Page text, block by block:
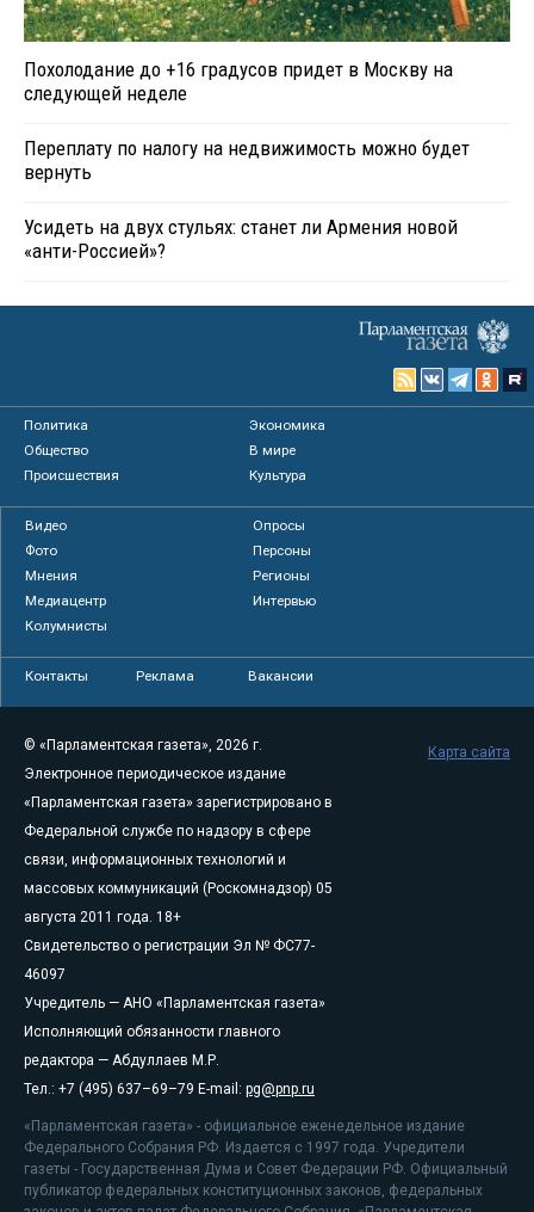
Похолодание до +16 градусов придет в Москву на
следующей неделе
Переплату по налогу на недвижимость можно будет
вернуть
Усидеть на двух стульях: станет ли Армения новой
«анти-Россией»?
Политика
Экономика
Общество
В мире
Происшествия
Культура
Видео
Опросы
Фото
Персоны
Мнения
Регионы
Медиацентр
Интервью
Колумнисты
Контакты Реклама Вакансии
© «Парламентская газета», 2026 г.
Электронное периодическое издание
«Парламентская газета» зарегистрировано в
Федеральной службе по надзору в сфере
связи, информационных технологий и
массовых коммуникаций (Роскомнадзор) 05
августа 2011 года. 18+
Свидетельство о регистрации Эл № ФС77-
46097
Учредитель — АНО «Парламентская газета»
Исполняющий обязанности главного
редактора — Абдуллаев М.Р.
Тел.: +7 (495) 637–69–79 E-mail: pg@pnp.ru
«Парламентская газета» - официальное еженедельное издание
Федерального Собрания РФ. Издается с 1997 года. Учредители
газеты - Государственная Дума и Совет Федерации РФ. Официальный
публикатор федеральных конституционных законов, федеральных
Карта сайта